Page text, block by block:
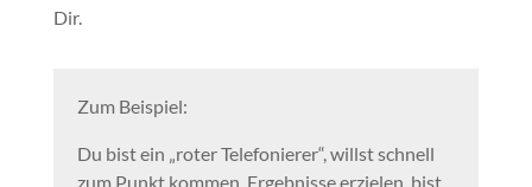
Dir.
Zum Beispiel:
Du bist ein „roter Telefonierer“, willst schnell
zum Punkt kommen, Ergebnisse erzielen, bist